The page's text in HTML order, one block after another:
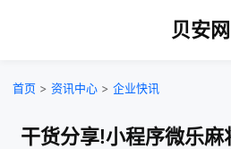
贝安网
首页 > 资讯中心 > 企业快讯
干货分享!小程序微乐